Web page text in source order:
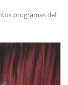
programas del